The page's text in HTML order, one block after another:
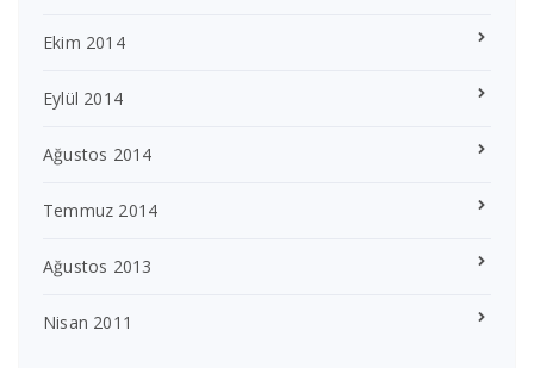
Ekim 2014
Eylül 2014
Ağustos 2014
Temmuz 2014
Ağustos 2013
Nisan 2011